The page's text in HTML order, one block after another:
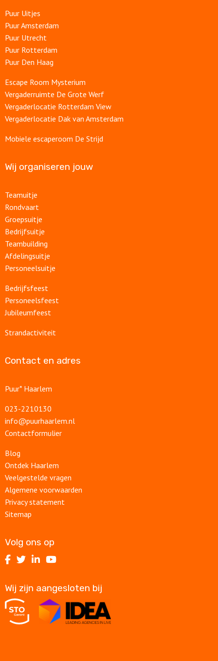
Puur Uitjes
Puur Amsterdam
Puur Utrecht
Puur Rotterdam
Puur Den Haag
Escape Room Mysterium
Vergaderruimte De Grote Werf
Vergaderlocatie Rotterdam View
Vergaderlocatie Dak van Amsterdam
Mobiele escaperoom De Strijd
Wij organiseren jouw
Teamuitje
Rondvaart
Groepsuitje
Bedrijfsuitje
Teambuilding
Afdelingsuitje
Personeelsuitje
Bedrijfsfeest
Personeelsfeest
Jubileumfeest
Strandactiviteit
Contact en adres
Puur* Haarlem
023-2210130
info@puurhaarlem.nl
Contactformulier
Blog
Ontdek Haarlem
Veelgestelde vragen
Algemene voorwaarden
Privacy statement
Sitemap
Volg ons op
Volg
op
Facebook
Volg
op
Twitter
Volg
op
LinkedIn
Volg
op
Youtube
Wij zijn aangesloten bij